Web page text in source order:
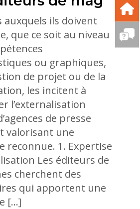
auxquels ils doivent
que ce soit au niveau
ou graphiques,
de projet ou de la
les incitent à
l’externalisation
de presse
valorisant une
reconnue. 1. Expertise
Les éditeurs de
cherchent des
qui apportent une
[…]